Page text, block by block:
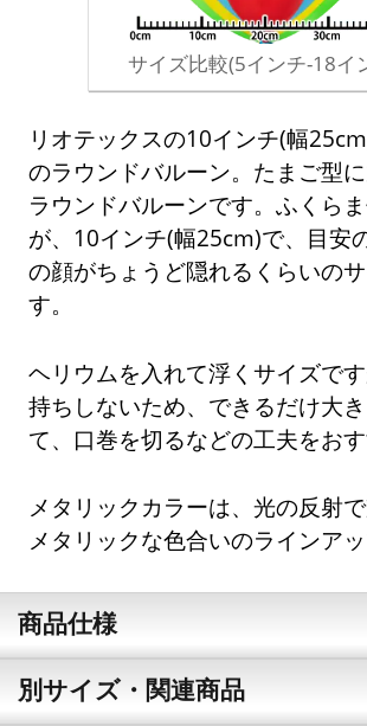
サイズ比較(5インチ-18イ
リオテックスの10インチ(幅
のラウンドバルーン。たまご型
ラウンドバルーンです。ふくら
が、10インチ(幅25cm)で、目安
の顔がちょうど隠れるくらいの
す。
ヘリウムを入れて浮くサイズで
持ちしないため、できるだけ大
て、口巻を切るなどの工夫をおす
メタリックカラーは、光の反射
メタリックな色合いのラインアッ
商品仕様
別サイズ・関連商品